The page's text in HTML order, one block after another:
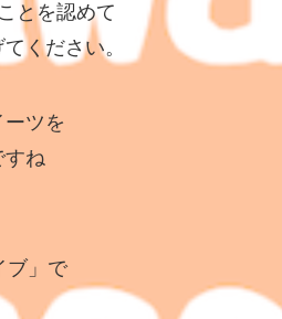
とを認めて
ください。
ツを
すね
ブ」で